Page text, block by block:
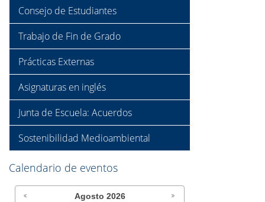
Consejo de Estudiantes
Trabajo de Fin de Grado
Prácticas Externas
Asignaturas en inglés
Junta de Escuela: Acuerdos
Sostenibilidad Medioambiental
Calendario de eventos
Agosto 2026